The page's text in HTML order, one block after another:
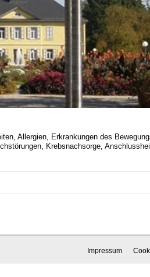
Allergien, Erkrankungen des
Krebsnachsorge,
Impressum